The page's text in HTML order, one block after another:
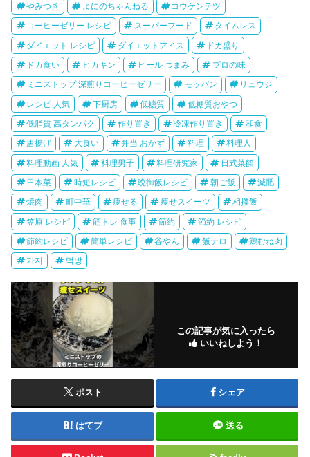
やみつき よにのちゃんねる コウケンテツ
コーヒーゼリー レシピ スーパーフード タイムレス
ダイエット レシピ ダイエットアイス ドカ盛り
ドカ食い ヒカキン ビール つまみ プロの味
ミニストップ 深煎りコーヒーゼリー モッパン リュウジ
レシピ 人気 下厨房 低糖質 低糖質おやつ
低脂質 高タンパク 作り置き 冷凍作り置き 和食
唐揚げ 大食い 弁当 おかず 料理 料理人
料理動画 人気 料理男子 料理研究家 日式菜餚
日本菜 時短レシピ 晩御飯レシピ 朝ご飯 減肥
焼肉 町中華 痩せる 痩せスイーツ 相撲飯
笠原 レシピ 筋トレ 食事 節約 節約 レシピ
節約レシピ 簡単レシピ 谷やん 飯テロ 鶏むね肉
가지 먹방
この記事が気に入ったら
いいねしよう！
ポスト シェア
はてブ 送る